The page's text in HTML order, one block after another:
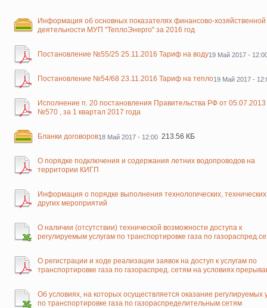
Информация об основных показателях финансово-хозяйственной
деятельности МУП "ТеплоЭнерго" за 2016 год
Постановление №55/25 25.11.2016 Тариф на воду19 Май 2017 -
Постановление №54/68 23.11.2016 Тариф на тепло19 Май 2017 -
Исполнение п. 20 постановления Правительства РФ от 05.07.2013
№570 , за 1 квартал 2017 года
Бланки договоров18 Май 2017 - 12:00 213.56 КБ
О порядке подключения и содержания летних водопроводов на
территории КИГП
Информация о порядке выполнения технологических,
других мероприятий
О наличии (отсутствии) технической возможности доступа к
регулируемым услугам по транспортировке газа по
О регистрации и ходе реализации заявок на доступ к услугам по
транспортировке газа по газораспред. сетям на условиях
Об условиях, на которых осуществляется оказание регулируемых
по транспортировке газа по газораспределительным сетям